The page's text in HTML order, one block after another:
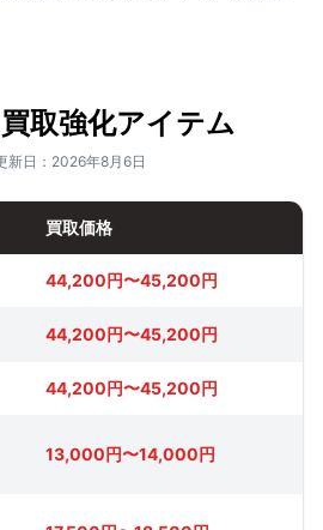
取強化アイテム
新日：2026年8月6日
買取価格
44,200円〜45,200円
44,200円〜45,200円
44,200円〜45,200円
13,000円〜14,000円